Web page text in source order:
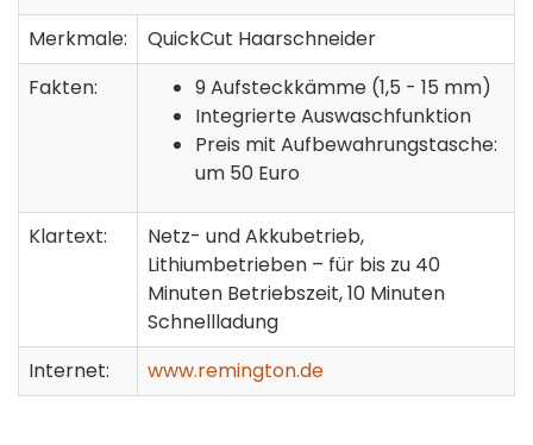
Merkmale:
QuickCut Haarschneider
Fakten:
9 Aufsteckkämme (1,5 - 15 mm)
Integrierte Auswaschfunktion
Preis mit Aufbewahrungstasche:
um 50 Euro
Klartext:
Netz- und Akkubetrieb,
Lithiumbetrieben – für bis zu 40
Minuten Betriebszeit, 10 Minuten
Schnellladung
Internet:
www.remington.de